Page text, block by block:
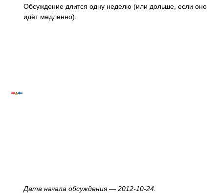
Обсуждение длится одну неделю (или дольше, если оно
идёт медленно).
Дата начала обсуждения — 2012-10-24.